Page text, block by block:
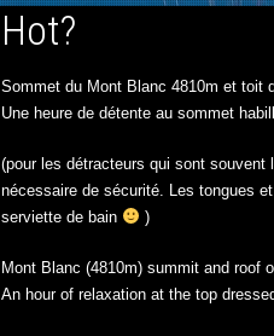
Hot?
Sommet du Mont Blanc 4810m et toit
Une heure de détente au sommet
(pour les détracteurs qui sont souvent
nécessaire de sécurité. Les tongues
serviette de bain
)
Mont Blanc (4810m) summit and roof
An hour of relaxation at the top